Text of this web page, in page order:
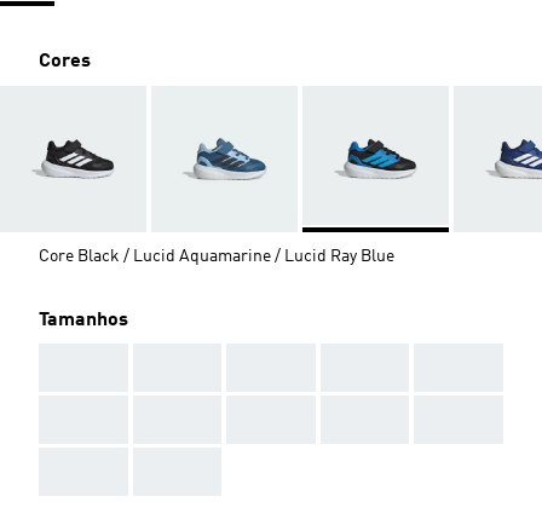
Cores
Core Black / Lucid Aquamarine / Lucid Ray Blue
Tamanhos